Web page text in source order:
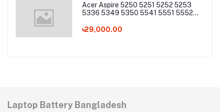
Acer Aspire 5250 5251 5252 5253
5336 5349 5350 5541 5551 5552
5745 5749 5750 5755 5760 7251
৳29,000.00
Laptop Battery Bangladesh